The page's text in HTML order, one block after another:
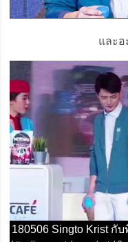
และอ
180506 Singto Krist กั